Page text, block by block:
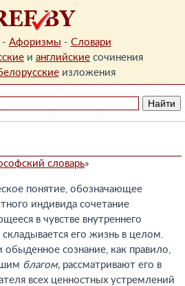
- Афоризмы - Словари
и английские сочинения
изложения
словарь»
понятие, обозначающее
индивида сочетание
в чувстве внутреннего
его жизнь в целом.
сознание, как правило,
благом, рассматривают его в
всех ценностных устремлений